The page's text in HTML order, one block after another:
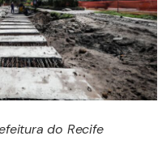
do Recife